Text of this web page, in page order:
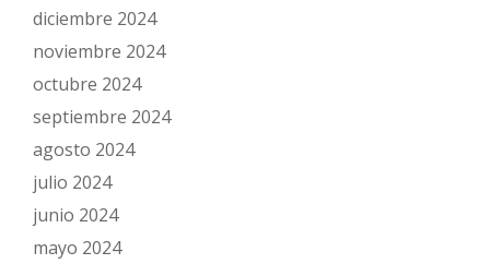
diciembre 2024
noviembre 2024
octubre 2024
septiembre 2024
agosto 2024
julio 2024
junio 2024
mayo 2024